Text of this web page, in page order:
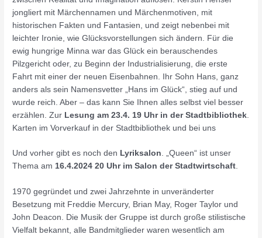
jongliert mit Märchennamen und Märchenmotiven, mit
historischen Fakten und Fantasien, und zeigt nebenbei mit
leichter Ironie, wie Glücksvorstellungen sich ändern. Für die
ewig hungrige Minna war das Glück ein berauschendes
Pilzgericht oder, zu Beginn der Industrialisierung, die erste
Fahrt mit einer der neuen Eisenbahnen. Ihr Sohn Hans, ganz
anders als sein Namensvetter „Hans im Glück“, stieg auf und
wurde reich. Aber – das kann Sie Ihnen alles selbst viel besser
erzählen. Zur Lesung am 23.4. 19 Uhr in der Stadtbibliothek
Karten im Vorverkauf in der Stadtbibliothek und bei uns
Und vorher gibt es noch den Lyriksalon. „Queen“ ist unser
Thema am 16.4.2024 20 Uhr im Salon der Stadtwirtschaft.
1970 gegründet und zwei Jahrzehnte in unveränderter
Besetzung mit Freddie Mercury, Brian May, Roger Taylor und
John Deacon. Die Musik der Gruppe ist durch große stilistische
Vielfalt bekannt, alle Bandmitglieder waren wesentlich am